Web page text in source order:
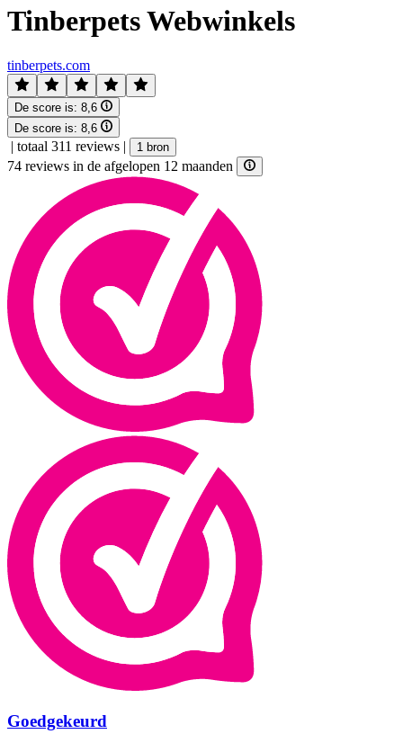
Tinberpets Webwinkels
tinberpets.com
De score is: 8,6
De score is: 8,6
| totaal 311 reviews | 1 bron
74 reviews in de afgelopen 12 maanden
Goedgekeurd